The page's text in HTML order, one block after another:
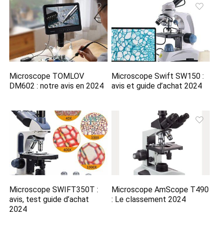
Microscope TOMLOV
DM602 : notre avis en 2024
Microscope Swift SW150 :
avis et guide d’achat 2024
Microscope SWIFT350T :
avis, test guide d’achat
2024
Microscope AmScope T490
: Le classement 2024